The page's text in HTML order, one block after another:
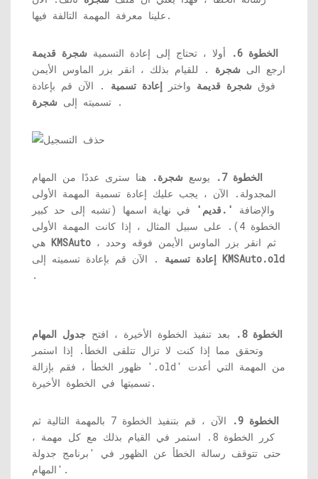
علينا معرفة المهمة التالفة فيها.
الخطوة 6. أولا ، تحتاج إلى إعادة التسمية شجرة قديمة
ارجع الى شجرة . للقيام بذلك ، انقر بزر الماوس الأيمن
فوق شجرة قديمة واختر إعادة تسمية . الآن قم بإعادة
تسميته إلى شجرة .
الخطوة 7. يوسع شجرة. هنا سترى عددًا من المهام
المجدولة. الآن ، يجب عليك إعادة تسمية المهمة الأولى
والإضافة
'.قديم'
في نهاية اسمها (تشبه إلى حد كبير
الخطوة 4). على سبيل المثال ، إذا كانت المهمة الأولى
KMSAuto
، ثم انقر بزر الماوس الأيمن فوقه وحدد
إعادة تسمية KMSAuto.old
.
الخطوة 8. بعد تنفيذ الخطوة الأخيرة ، افتح جدول المهام
وتحقق مما إذا كنت لا تزال تتلقى الخطأ. إذا استمر
ظهور الخطأ ، فقم بإزالة '.old' من المهمة التي أعدت
تسميتها في الخطوة الأخيرة.
الخطوة 9.
الآن ، قم بتنفيذ الخطوة 7 بالمهمة التالية ثم
كرر الخطوة 8. استمر في القيام بذلك مع كل مهمة ،
حتى تتوقف رسالة الخطأ عن الظهور في 'برنامج جدولة
المهام'.